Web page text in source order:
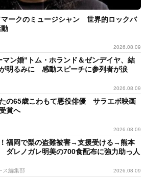
マークのミュージシャン 世界的ロックバ
2026.08.09
マン婚”トム・ホランド＆ゼンデイヤ、結
明るみに 感動スピーチに参列者が涙
2026.08.09
の65歳こわもて悪役俳優 サラエボ映画
賞へ
2026.08.09
福岡で梨の盗難被害→支援受ける→熊本
レノガレ明美の700食配布に強力助っ人
ス編集部 2026.08.09